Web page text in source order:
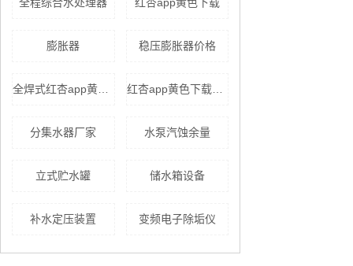
膨胀器 稳压膨胀器价格
红杏app黄色下载样式
分集水器厂家 水泵汽蚀余量
立式贮水罐 储水箱设备
补水定压装置 变频电子除垢仪